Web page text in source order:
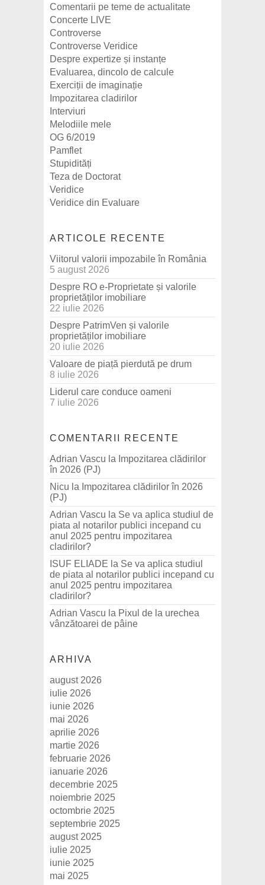
Comentarii pe teme de actualitate
Concerte LIVE
Controverse
Controverse Veridice
Despre expertize și instanțe
Evaluarea, dincolo de calcule
Exerciții de imaginație
Impozitarea cladirilor
Interviuri
Melodiile mele
OG 6/2019
Pamflet
Stupidități
Teza de Doctorat
Veridice
Veridice din Evaluare
ARTICOLE RECENTE
Viitorul valorii impozabile în România
5 august 2026
Despre RO e-Proprietate și valorile
proprietăților imobiliare
22 iulie 2026
Despre PatrimVen și valorile
proprietăților imobiliare
20 iulie 2026
Valoare de piață pierdută pe drum
8 iulie 2026
Liderul care conduce oameni
7 iulie 2026
COMENTARII RECENTE
Adrian Vascu la Impozitarea clădirilor
în 2026 (PJ)
Nicu la Impozitarea clădirilor în 2026
(PJ)
Adrian Vascu la Se va aplica studiul de
piata al notarilor publici incepand cu
anul 2025 pentru impozitarea
cladirilor?
ISUF ELIADE la Se va aplica studiul
de piata al notarilor publici incepand cu
anul 2025 pentru impozitarea
cladirilor?
Adrian Vascu la Pixul de la urechea
vânzătoarei de pâine
ARHIVA
august 2026
iulie 2026
iunie 2026
mai 2026
aprilie 2026
martie 2026
februarie 2026
ianuarie 2026
decembrie 2025
noiembrie 2025
octombrie 2025
septembrie 2025
august 2025
iulie 2025
iunie 2025
mai 2025